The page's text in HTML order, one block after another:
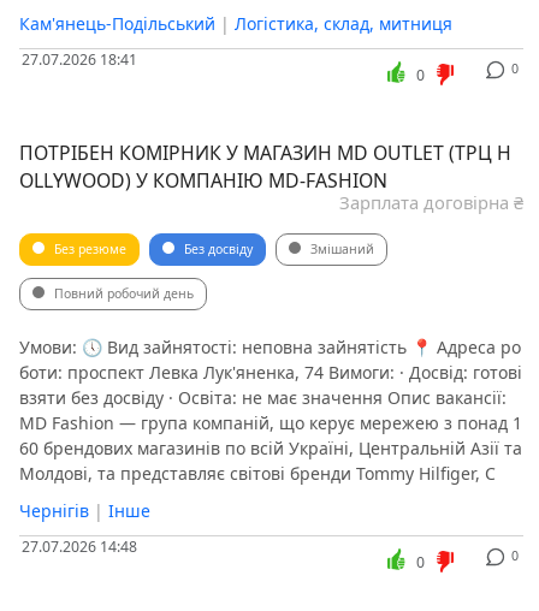
Кам'янець-Подільський | Логістика, склад, митниця
27.07.2026 18:41 0
0
ПОТРІБЕН КОМІРНИК У МАГАЗИН MD OUTLET (ТРЦ H
OLLYWOOD) У КОМПАНІЮ MD-FASHION
Зарплата договірна ₴
Без резюме Без досвіду Змішаний
Повний робочий день
Умови: 🕔 Вид зайнятості: неповна зайнятість 📍 Адреса ро
боти: проспект Левка Лук'яненка, 74 Вимоги: · Досвід: готові
взяти без досвіду · Освіта: не має значення Опис вакансії:
MD Fashion — група компаній, що керує мережею з понад 1
60 брендових магазинів по всій Україні, Центральній Азії та
Молдові, та представляє світові бренди Tommy Hilfiger, C
Чернігів | Інше
27.07.2026 14:48 0
0